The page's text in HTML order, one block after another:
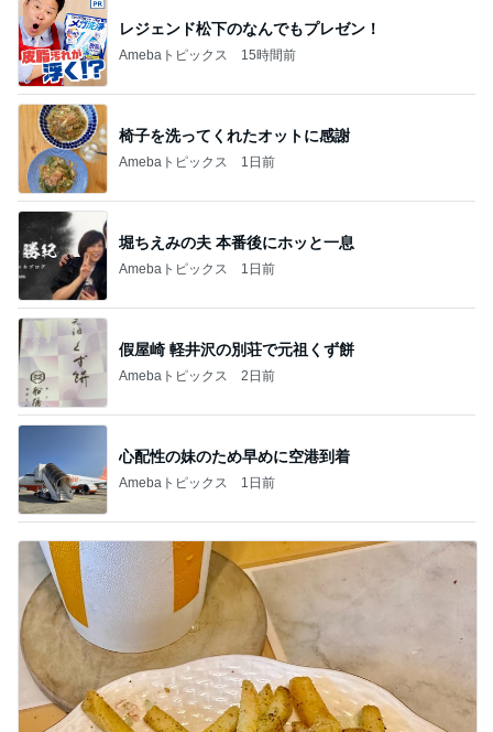
レジェンド松下のなんでもプレゼン！
Amebaトピックス 15時間前
椅子を洗ってくれたオットに感謝
Amebaトピックス 1日前
堀ちえみの夫 本番後にホッと一息
Amebaトピックス 1日前
假屋崎 軽井沢の別荘で元祖くず餅
Amebaトピックス 2日前
心配性の妹のため早めに空港到着
Amebaトピックス 1日前